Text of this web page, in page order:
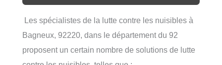
Les spécialistes de la lutte contre les nuisibles à
Bagneux, 92220, dans le département du 92
proposent un certain nombre de solutions de lutte